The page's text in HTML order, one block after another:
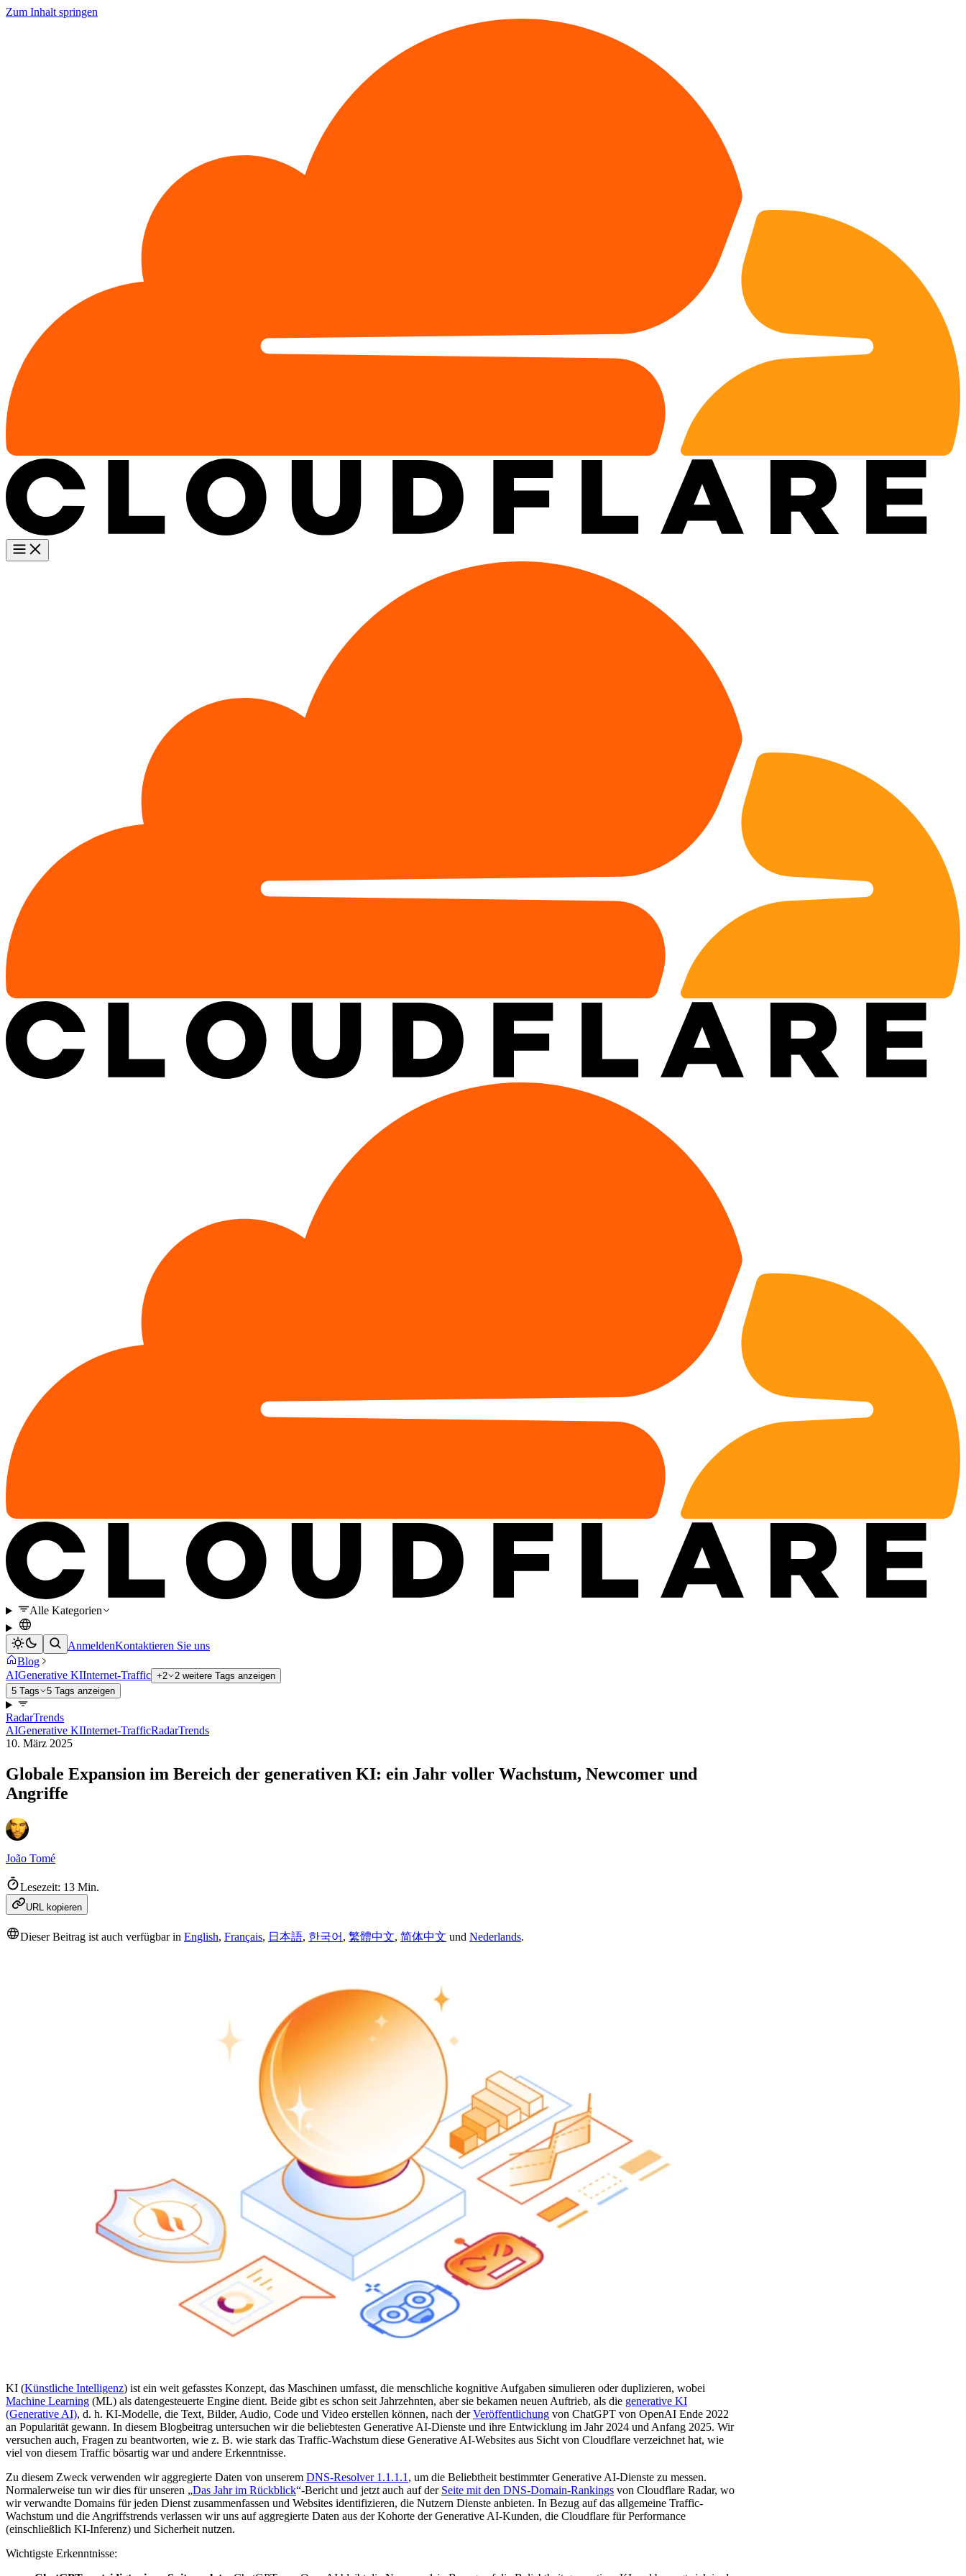
Zum Inhalt springen
Alle Kategorien
AnmeldenKontaktieren Sie uns
Blog
AIGenerative KIInternet-Traffic +2
2 weitere Tags anzeigen
5 Tags
5 Tags anzeigen
RadarTrends
AIGenerative KIInternet-TrafficRadarTrends
10. März 2025
Globale Expansion im Bereich der generativen KI: ein Jahr voller Wachstum, Newcomer und
Angriffe
João Tomé
Lesezeit: 13 Min.
URL kopieren
Dieser Beitrag ist auch verfügbar in English, Français, 日本語, 한국어 , 繁體中文, 简体中文 und Nederlands.
KI (Künstliche Intelligenz) ist ein weit gefasstes Konzept, das Maschinen umfasst, die menschliche kognitive Aufgaben simulieren oder duplizieren, wobei
Machine Learning (ML) als datengesteuerte Engine dient. Beide gibt es schon seit Jahrzehnten, aber sie bekamen neuen Auftrieb, als die generative KI
(Generative AI), d. h. KI-Modelle, die Text, Bilder, Audio, Code und Video erstellen können, nach derVeröffentlichung von ChatGPT von OpenAI Ende 2022
an Popularität gewann. In diesem Blogbeitrag untersuchen wir die beliebtesten Generative AI-Dienste und ihre Entwicklung im Jahr 2024 und Anfang 2025. Wir
versuchen auch, Fragen zu beantworten, wie z. B. wie stark das Traffic-Wachstum diese Generative AI-Websites aus Sicht von Cloudflare verzeichnet hat, wie
viel von diesem Traffic bösartig war und andere Erkenntnisse.
Zu diesem Zweck verwenden wir aggregierte Daten von unserem DNS-Resolver 1.1.1.1, um die Beliebtheit bestimmter Generative AI-Dienste zu messen.
Normalerweise tun wir dies für unseren „Das Jahr im Rückblick“-Bericht und jetzt auch auf der Seite mit den DNS-Domain-Rankings von Cloudflare Radar, wo
wir verwandte Domains für jeden Dienst zusammenfassen und Websites identifizieren, die Nutzern Dienste anbieten. In Bezug auf das allgemeine Traffic-
Wachstum und die Angriffstrends verlassen wir uns auf aggregierte Daten aus der Kohorte der Generative AI-Kunden, die Cloudflare für Performance
(einschließlich KI-Inferenz) und Sicherheit nutzen.
Wichtigste Erkenntnisse: